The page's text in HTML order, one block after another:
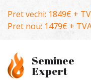
Pret vechi: 1849€ +
Pret nou: 1479€ +
Seminee
Expert